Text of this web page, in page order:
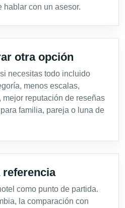
hablar con un asesor.
otra opción
necesitas todo incluido
menos escalas,
mejor reputación de reseñas
familia, pareja o luna de
referencia
como punto de partida.
la comparación con